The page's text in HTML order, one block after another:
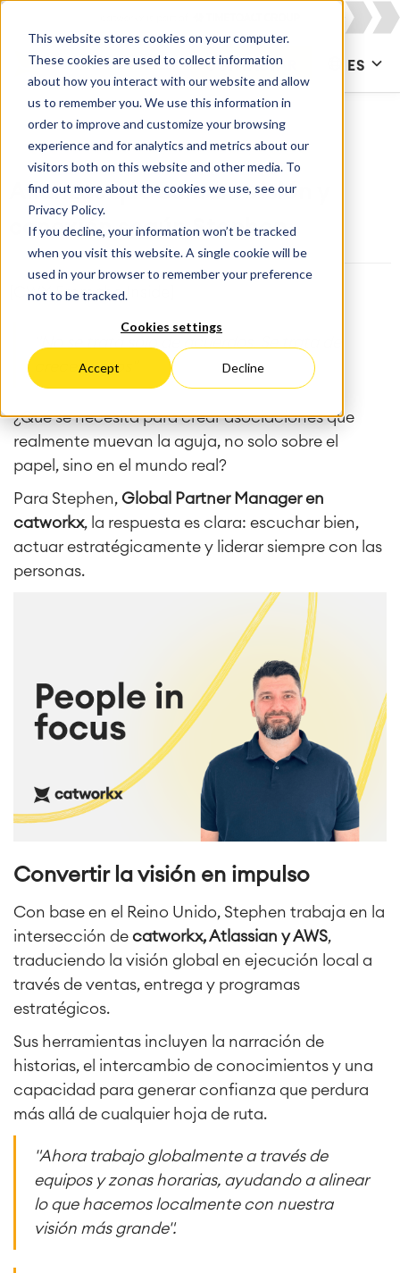
This website stores cookies on your computer.
These cookies are used to collect information
about how you interact with our website and allow
us to remember you. We use this information in
order to improve and customize your browsing
experience and for analytics and metrics about our
visitors both on this website and other media. To
find out more about the cookies we use, see our
Privacy Policy.
If you decline, your information won’t be tracked
when you visit this website. A single cookie will be
used in your browser to remember your preference
not to be tracked.
Cookies settings
Accept Decline
CONTACTAR ES
Alianzas que suman: visión y
conexión según Stephen
[CWX From the Inside]
crecer juntos"
¿Qué se necesita para crear asociaciones que
realmente muevan la aguja, no solo sobre el
papel, sino en el mundo real?
Para Stephen, Global Partner Manager en
catworkx, la respuesta es clara: escuchar bien,
actuar estratégicamente y liderar siempre con las
personas.
Convertir la visión en impulso
Con base en el Reino Unido, Stephen trabaja en la
intersección de catworkx, Atlassian y AWS,
traduciendo la visión global en ejecución local a
través de ventas, entrega y programas
estratégicos.
Sus herramientas incluyen la narración de
historias, el intercambio de conocimientos y una
capacidad para generar confianza que perdura
más allá de cualquier hoja de ruta.
"Ahora trabajo globalmente a través de
equipos y zonas horarias, ayudando a alinear
lo que hacemos localmente con nuestra
visión más grande".